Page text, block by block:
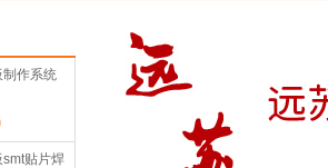
作系统
贴片焊